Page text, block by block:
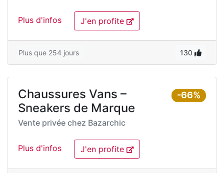
Plus d'infos J'en profite
Plus que 254 jours 130
-66%
Chaussures Vans –
Sneakers de Marque
Vente privée chez Bazarchic
Plus d'infos J'en profite